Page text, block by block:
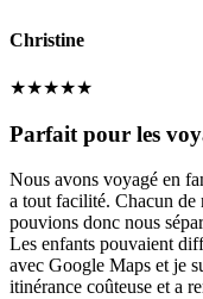
Christine
★★★★★
Parfait pour les
Nous avons voyagé en
a tout facilité. Chacun de
pouvions donc nous
Les enfants pouvaient
avec Google Maps et je
itinérance coûteuse et a